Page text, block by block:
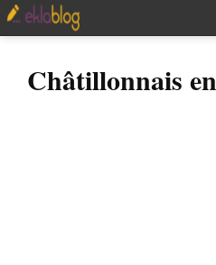
Châtillonnais